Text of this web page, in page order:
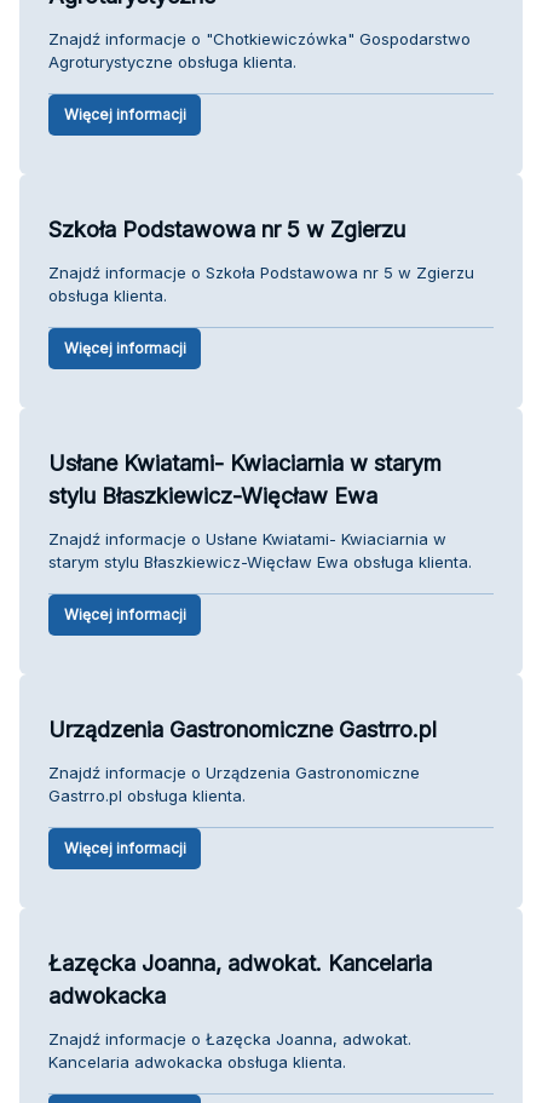
Znajdź informacje o "Chotkiewiczówka" Gospodarstwo
Agroturystyczne obsługa klienta.
Więcej informacji
Szkoła Podstawowa nr 5 w Zgierzu
Znajdź informacje o Szkoła Podstawowa nr 5 w Zgierzu
obsługa klienta.
Więcej informacji
Usłane Kwiatami- Kwiaciarnia w starym
stylu Błaszkiewicz-Więcław Ewa
Znajdź informacje o Usłane Kwiatami- Kwiaciarnia w
starym stylu Błaszkiewicz-Więcław Ewa obsługa klienta.
Więcej informacji
Urządzenia Gastronomiczne Gastrro.pl
Znajdź informacje o Urządzenia Gastronomiczne
Gastrro.pl obsługa klienta.
Więcej informacji
Łazęcka Joanna, adwokat. Kancelaria
adwokacka
Znajdź informacje o Łazęcka Joanna, adwokat.
Kancelaria adwokacka obsługa klienta.